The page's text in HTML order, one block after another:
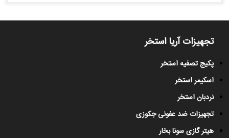
تجهیزات آریا استخر
پکیج تصفیه استخر
اسکیمر استخر
نردبان استخر
تجهیزات ضد عفونی جکوزی
هیتر گازی سونا بخار